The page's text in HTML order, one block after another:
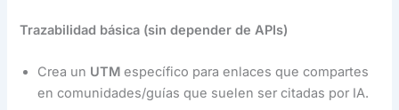
Trazabilidad básica (sin depender de APIs)
Crea un UTM específico para enlaces que compartes
en comunidades/guías que suelen ser citadas por IA.